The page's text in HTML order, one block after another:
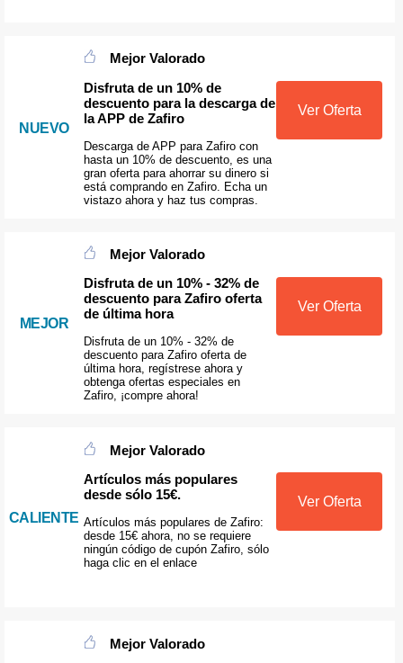
NUEVO
Mejor Valorado
Disfruta de un 10% de
descuento para la descarga de
la APP de Zafiro
Descarga de APP para Zafiro con
hasta un 10% de descuento, es una
gran oferta para ahorrar su dinero si
está comprando en Zafiro. Echa un
vistazo ahora y haz tus compras.
Ver Oferta
MEJOR
Mejor Valorado
Disfruta de un 10% - 32% de
descuento para Zafiro oferta
de última hora
Disfruta de un 10% - 32% de
descuento para Zafiro oferta de
última hora, regístrese ahora y
obtenga ofertas especiales en
Zafiro, ¡compre ahora!
Ver Oferta
CALIENTE
Mejor Valorado
Artículos más populares
desde sólo 15€.
Artículos más populares de Zafiro:
desde 15€ ahora, no se requiere
ningún código de cupón Zafiro, sólo
haga clic en el enlace
Ver Oferta
Mejor Valorado